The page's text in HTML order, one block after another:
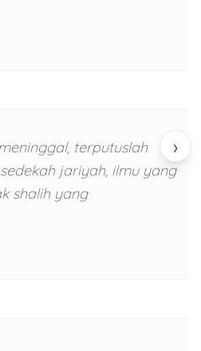
›
terputuslah
jariyah, ilmu yang
shalih yang